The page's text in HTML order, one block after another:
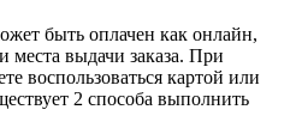
быть оплачен как онлайн,
выдачи заказа. При
воспользоваться картой или
2 способа выполнить